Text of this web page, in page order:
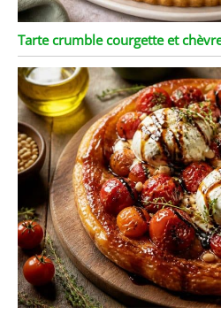
Tarte crumble courgette et